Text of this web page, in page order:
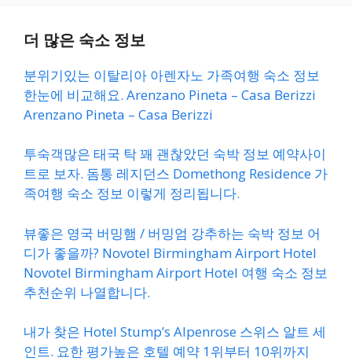
더 많은 숙소 정보
분위기있는 이탈리아 아렌자노 가족여행 숙소 정보
한눈에 비교해요. Arenzano Pineta – Casa Berizzi
Arenzano Pineta – Casa Berizzi
투숙객많은 태국 탁 꽤 괜찮았던 숙박 정보 예약사이
트로 보자. 돔통 레지던스 Domethong Residence 가
족여행 숙소 정보 이렇게 정리됩니다.
뷰좋은 영국 버밍햄 / 버밍엄 강추하는 숙박 정보 어
디가 좋을까? Novotel Birmingham Airport Hotel
Novotel Birmingham Airport Hotel 여행 숙소 정보
추천순위 나열합니다.
내가 찾은 Hotel Stump’s Alpenrose 스위스 알트 세
인트. 요한 평가높은 호텔 예약 1위부터 10위까지